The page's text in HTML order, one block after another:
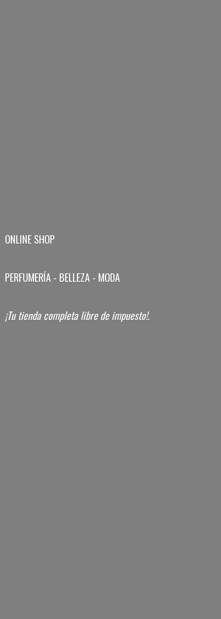
ONLINE SHOP
PERFUMERÍA - BELLEZA - MODA
¡Tu tienda completa librede impuesto!.